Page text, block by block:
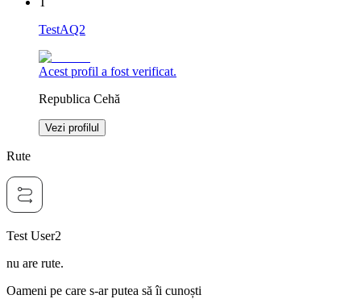
TestAQ2
Acest profil a fost verificat.
Republica Cehă
Vezi profilul
Rute
Test User2
nu are rute.
Oameni pe care s-ar putea să îi cunoști